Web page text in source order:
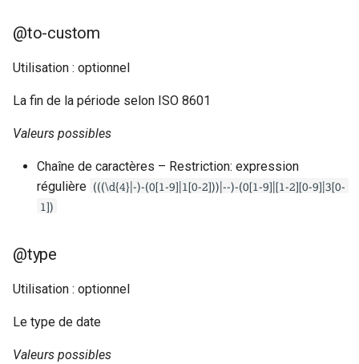
@to-custom
Utilisation : optionnel
La fin de la période selon ISO 8601
Valeurs possibles
Chaîne de caractères – Restriction: expression
régulière (((\d{4}|-)-(0[1-9]|1[0-2]))|--)-(0[1-9]|[1-2][0-9]|3[0-
1])
@type
Utilisation : optionnel
Le type de date
Valeurs possibles